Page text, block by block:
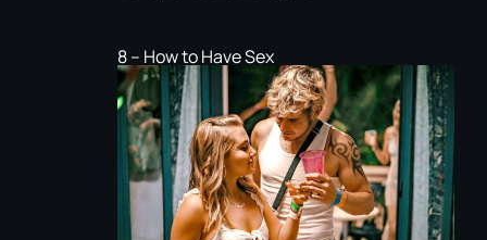
8 – How to Have Sex